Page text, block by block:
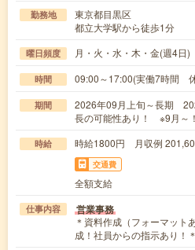
勤務地
東京都目黒区
都立大学駅から徒歩1分
曜日頻度 月・火・水・木・金(週4日
時間 09:00～17:00(実働7時間
期間
2026年09月上旬～長期
長の可能性あり！ ※9月～！
時給 時給1800円 月収例
交通費
全額支給
仕事内容 営業事務
＊資料作成（フォーマット
成！社員からの指示あり！